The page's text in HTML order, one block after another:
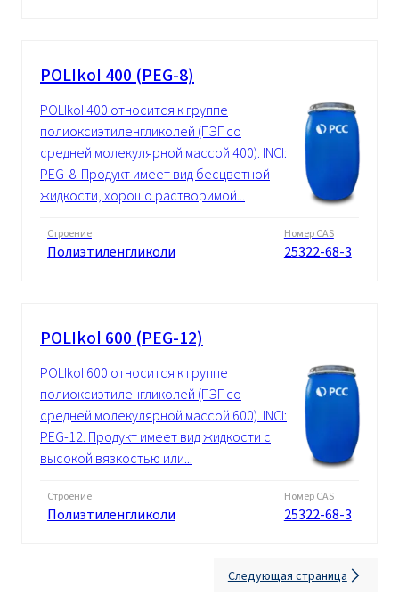
POLIkol 400 (PEG-8)
POLIkol 400 относится к группе
полиоксиэтиленгликолей (ПЭГ со
средней молекулярной массой 400). INCI:
PEG-8. Продукт имеет вид бесцветной
жидкости, хорошо растворимой...
Строение
Полиэтиленгликоли
Номер CAS
25322-68-3
POLIkol 600 (PEG-12)
POLIkol 600 относится к группе
полиоксиэтиленгликолей (ПЭГ со
средней молекулярной массой 600). INCI:
PEG-12. Продукт имеет вид жидкости с
высокой вязкостью или...
Строение
Полиэтиленгликоли
Номер CAS
25322-68-3
Следующая страница